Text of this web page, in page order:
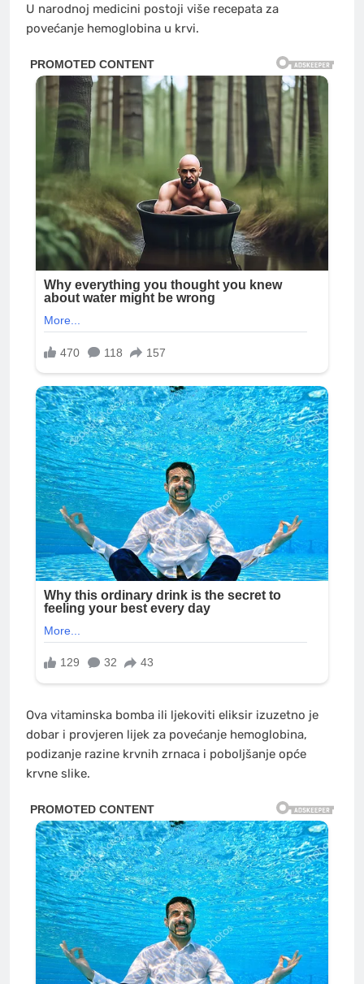
U narodnoj medicini postoji više recepata za
povećanje hemoglobina u krvi.
Ova vitaminska bomba ili ljekoviti eliksir izuzetno je
dobar i provjeren lijek za povećanje hemoglobina,
podizanje razine krvnih zrnaca i poboljšanje opće
krvne slike.